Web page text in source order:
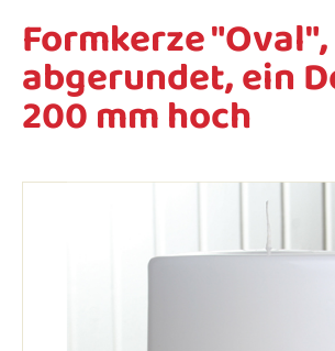
Formkerze "Oval",
abgerundet, ein
200 mm hoch